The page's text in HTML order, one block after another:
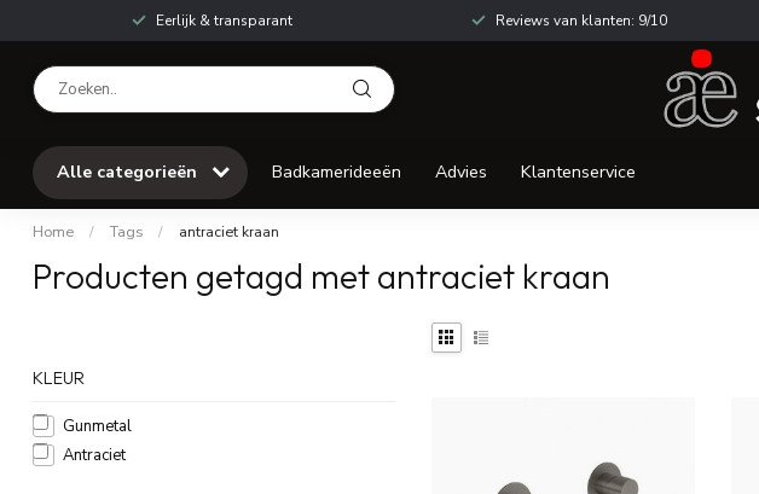
Eerlijk & transparant Reviews van klanten: 9/10
Alle categorieën Badkamerideeën Advies Klantenservice
Home / Tags / antraciet kraan
Producten getagd met antraciet kraan
KLEUR
Gunmetal
Antraciet